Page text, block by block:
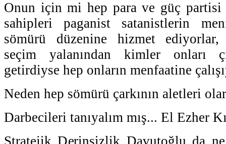
Onun için mi hep para ve güç partisi
sahipleri paganist satanistlerin
sömürü düzenine hizmet ediyorlar,
seçim yalanından kimler onları
getirdiyse hep onların menfaatine
Neden hep sömürü çarkının aletleri
Darbecileri tanıyalım mış... El Ezher
Stratejik Derinsizlik Davutoğlu da ne